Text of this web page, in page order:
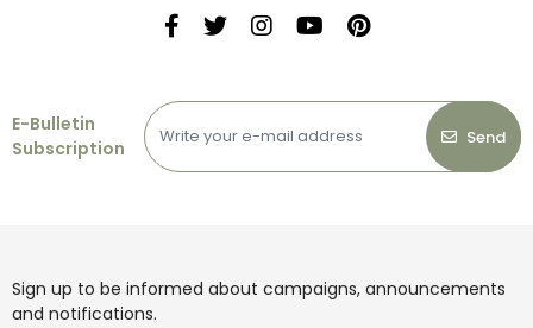
E-Bulletin
Subscription
Send
Sign up to be informed about campaigns, announcements
and notifications.